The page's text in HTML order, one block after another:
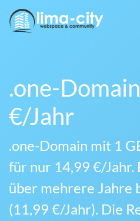
.one-
€/Jahr
.one-Domain mit 1
für nur 14,99 €/Jahr.
über mehrere Jahre
(11,99 €/Jahr). Die